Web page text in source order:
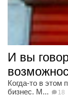
И вы
Когда-то в этом
бизнес. М...
18